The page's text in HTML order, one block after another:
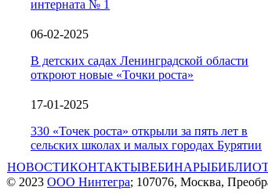
интерната № 1
06-02-2025
В детских садах Ленинградской области
откроют новые «Точки роста»
17-01-2025
330 «Точек роста» открыли за пять лет в
сельских школах и малых городах Бурятии
НОВОСТИКОНТАКТЫВЕБИНАРЫ
© 2023 ООО Нинтегра; 107076, Москва,